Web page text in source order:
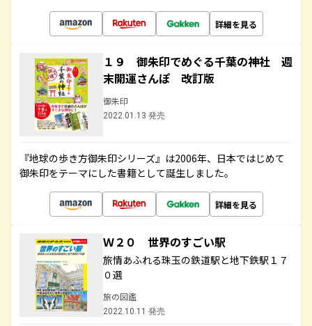
詳細を見る
１９ 御朱印でめぐる千葉の神社 週
末開運さんぽ 改訂版
御朱印
2022.01.13 発売
『地球の歩き方御朱印シリーズ』は2006年、日本ではじめて
御朱印をテーマにした書籍として誕生しました。
詳細を見る
Ｗ２０ 世界のすごい駅
旅情あふれる珠玉の鉄道駅と地下鉄駅１７
０選
旅の図鑑
2022.10.11 発売